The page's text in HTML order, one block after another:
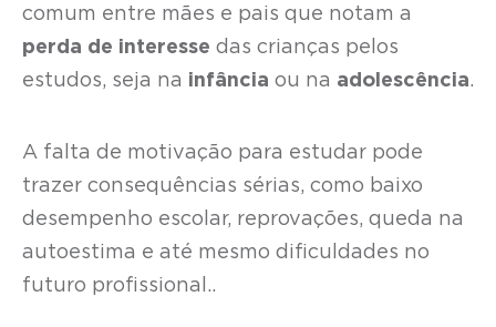
comum entre mães e pais que notam a
perda de interesse das crianças pelos
estudos, seja na infância ou na adolescência.
A falta de motivação para estudar pode
trazer consequências sérias, como baixo
desempenho escolar, reprovações, queda na
autoestima e até mesmo dificuldades no
futuro profissional..